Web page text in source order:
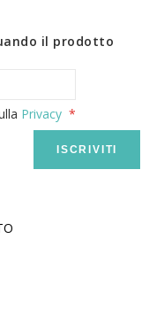
il prodotto
Privacy
ISCRIVITI